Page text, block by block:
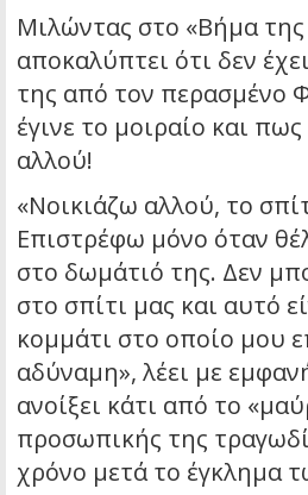
Μιλώντας στο «Βήμα της
αποκαλύπτει ότι δεν
της από τον περασμένο
έγινε το μοιραίο και
αλλού!
«Νοικιάζω αλλού, το
Επιστρέφω μόνο όταν
στο δωμάτιό της. Δεν
στο σπίτι μας και αυτό
κομμάτι στο οποίο μου
αδύναμη», λέει με
ανοίξει κάτι από το
προσωπικής της
χρόνο μετά το έγκλημα